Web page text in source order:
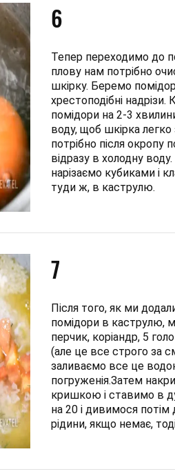
6
Тепер переходимо до
плову нам потрібно
шкірку. Беремо
хрестоподібні надрізи.
помідори на 2-3
воду, щоб шкірка легко
потрібно після окропу
відразу в холодну
нарізаємо кубиками і
туди ж, в каструлю.
7
Після того, як ми
помідори в каструлю,
перчик, коріандр, 5
(але це все строго за
заливаємо все це
погруженія.Затем
кришкою і ставимо в
на 20 і дивимося потім
рідини, якщо немає,